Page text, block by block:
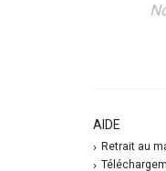
AIDE
Retrait au